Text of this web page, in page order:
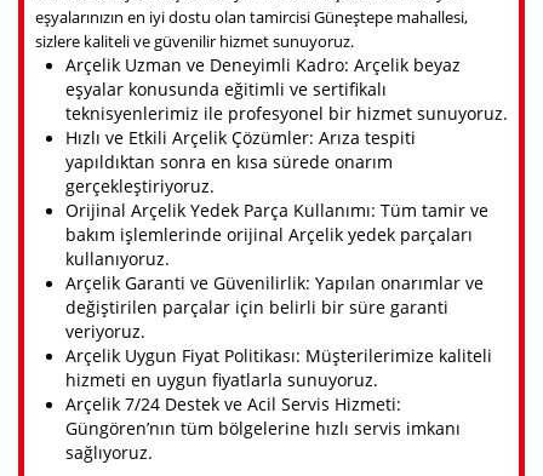
eşyalarınızın en iyi dostu olan tamircisi Güneştepe mahallesi,
sizlere kaliteli ve güvenilir hizmet sunuyoruz.
Arçelik Uzman ve Deneyimli Kadro: Arçelik beyaz
eşyalar konusunda eğitimli ve sertifikalı
teknisyenlerimiz ile profesyonel bir hizmet sunuyoruz.
Hızlı ve Etkili Arçelik Çözümler: Arıza tespiti
yapıldıktan sonra en kısa sürede onarım
gerçekleştiriyoruz.
Orijinal Arçelik Yedek Parça Kullanımı: Tüm tamir ve
bakım işlemlerinde orijinal Arçelik yedek parçaları
kullanıyoruz.
Arçelik Garanti ve Güvenilirlik: Yapılan onarımlar ve
değiştirilen parçalar için belirli bir süre garanti
veriyoruz.
Arçelik Uygun Fiyat Politikası: Müşterilerimize kaliteli
hizmeti en uygun fiyatlarla sunuyoruz.
Arçelik 7/24 Destek ve Acil Servis Hizmeti:
Güngören’nın tüm bölgelerine hızlı servis imkanı
sağlıyoruz.